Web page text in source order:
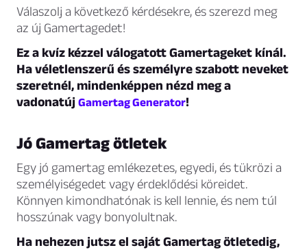
Válaszolj a következő kérdésekre, és szerezd meg
az új Gamertagedet!
Ez a kvíz kézzel válogatott Gamertageket kínál.
Ha véletlenszerű és személyre szabott neveket
szeretnél, mindenképpen nézd meg a
vadonatúj Gamertag Generator!
Jó Gamertag ötletek
Egy jó gamertag emlékezetes, egyedi, és tükrözi a
személyiségedet vagy érdeklődési köreidet.
Könnyen kimondhatónak is kell lennie, és nem túl
hosszúnak vagy bonyolultnak.
Ha nehezen jutsz el saját Gamertag ötletedig,